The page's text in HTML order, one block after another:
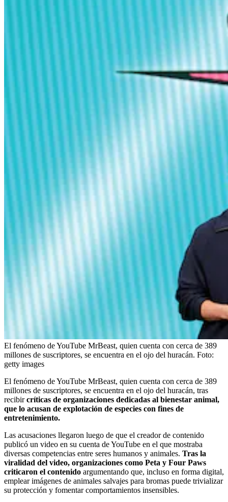
El fenómeno de YouTube MrBeast, quien cuenta con cerca de 389
millones de suscriptores, se encuentra en el ojo del huracán. Foto:
getty images
El fenómeno de YouTube MrBeast, quien cuenta con cerca de 389
millones de suscriptores, se encuentra en el ojo del huracán, tras
recibircríticas de organizaciones dedicadas al bienestar animal,
que lo acusan de explotación de especies con fines de
entretenimiento.
Las acusaciones llegaron luego de que el creador de contenido
publicó un video en su cuenta de YouTube en el que mostraba
diversas competencias entre seres humanos y animales. Tras la
viralidad del video, organizaciones como Peta y Four Paws
criticaron el contenido argumentando que, incluso en forma digital,
emplear imágenes de animales salvajes para bromas puede trivializar
su protección y fomentar comportamientos insensibles.